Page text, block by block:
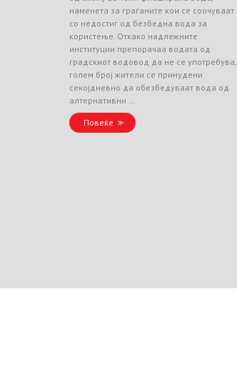
наменета за граѓаните кои се соочуваат
со недостиг од безбедна вода за
користење. Откако надлежните
институции препорачаа водата од
градскиот водовод да не се употребува,
голем број жители се принудени
секојдневно да обезбедуваат вода од
алтернативни …
Повеќе